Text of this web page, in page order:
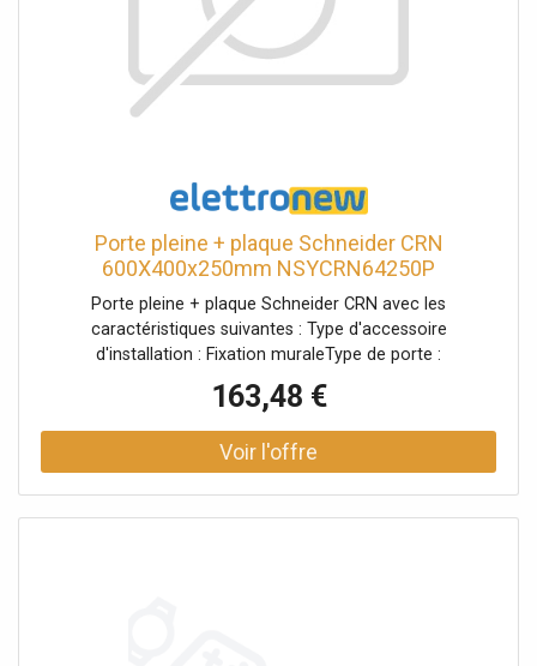
Porte pleine + plaque Schneider CRN
600X400x250mm NSYCRN64250P
Porte pleine + plaque Schneider CRN avec les
caractéristiques suivantes : Type d'accessoire
d'installation : Fixation muraleType de porte :
SimpleDescription de la plaque de montage : plateNombre
de portes : 1 porte à l'avantOuverture de la porte :
réversible (120°)Type de dispositif de verrouillage : serrure
à double barre de 3 mmMatériau : Conteneur : acierPlaque
163,48 €